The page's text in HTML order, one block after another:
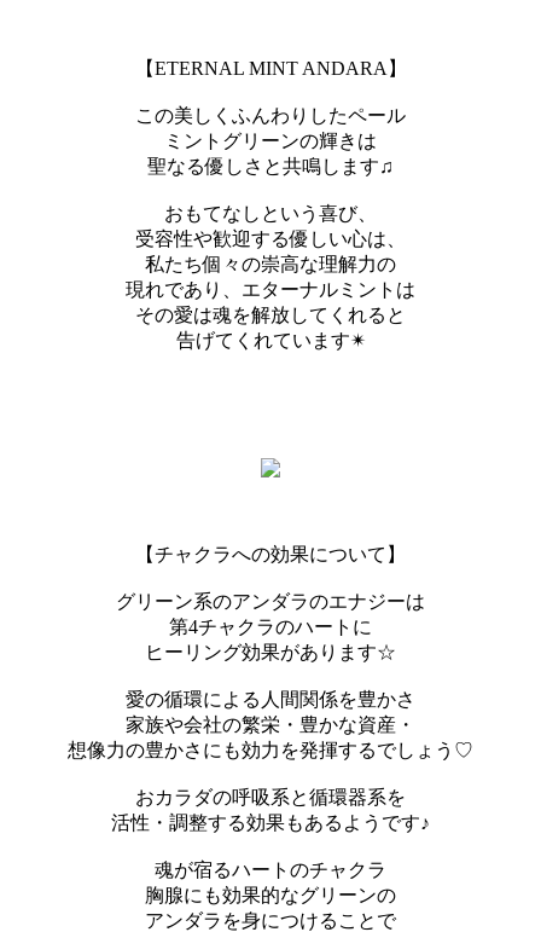
【ETERNAL MINT ANDARA】
この美しくふんわりしたペール
ミントグリーンの輝きは
聖なる優しさと共鳴します♫
おもてなしという喜び、
受容性や歓迎する優しい心は、
私たち個々の崇高な理解力の
現れであり、エターナルミントは
その愛は魂を解放してくれると
告げてくれています✴︎
【チャクラへの効果について】
グリーン系のアンダラのエナジーは
第4チャクラのハートに
ヒーリング効果があります☆
愛の循環による人間関係を豊かさ
家族や会社の繁栄・豊かな資産・
想像力の豊かさにも効力を発揮するでしょう♡
おカラダの呼吸系と循環器系を
活性・調整する効果もあるようです♪
魂が宿るハートのチャクラ
胸腺にも効果的なグリーンの
アンダラを身につけることで